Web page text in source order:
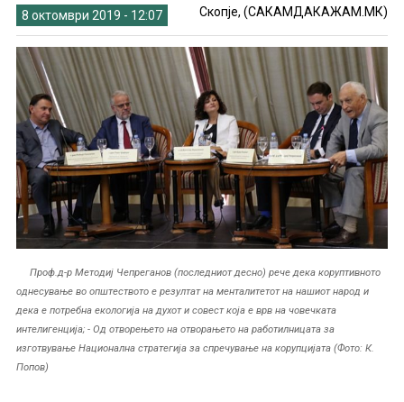
8 октомври 2019 - 12:07 Скопје, (САКАМДАКАЖАМ.МК)
Проф.д-р Методиј Чепреганов (последниот десно) рече дека коруптивното
однесување во општеството е резултат на менталитетот на нашиот народ и
дека е потребна екологија на духот и совест која е врв на човечката
интелигенција; - Од отворењето на отворањето на работилницата за
изготвување Национална стратегија за спречување на корупцијата (Фото: К.
Попов)